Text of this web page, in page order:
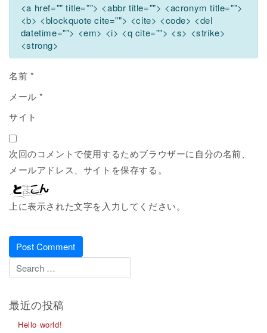
<a href="" title=""> <abbr title=""> <acronym title="">
<b> <blockquote cite=""> <cite> <code> <del
datetime=""> <em> <i> <q cite=""> <s> <strike>
<strong>
名前 *
メール*
サイト
次回のコメントで使用するためブラウザーに自分の名前、
メールアドレス、サイトを保存する。
上に表示された文字を入力してください。
最近の投稿
Hello world!